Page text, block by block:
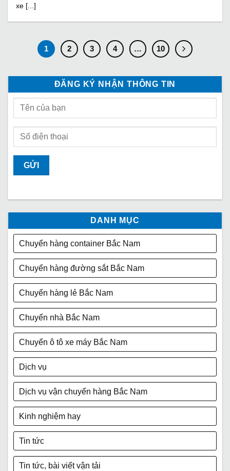
xe [...]
1 2 3 4 … 10
ĐĂNG KÝ NHẬN THÔNG TIN
DANH MỤC
Chuyển hàng container Bắc Nam
Chuyển hàng đường sắt Bắc Nam
Chuyển hàng lẻ Bắc Nam
Chuyển nhà Bắc Nam
Chuyển ô tô xe máy Bắc Nam
Dịch vụ
Dịch vụ vận chuyển hàng Bắc Nam
Kinh nghiệm hay
Tin tức
Tin tức, bài viết vận tải